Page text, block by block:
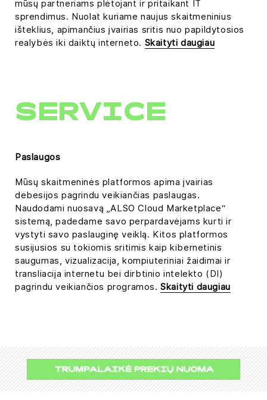
mūsų partneriams plėtojant ir pritaikant IT
sprendimus. Nuolat kuriame naujus skaitmeninius
išteklius, apimančius įvairias sritis nuo papildytosios
realybės iki daiktų interneto. Skaityti daugiau
SERVICE
Paslaugos
Mūsų skaitmeninės platformos apima įvairias
debesijos pagrindu veikiančias paslaugas.
Naudodami nuosavą „ALSO Cloud Marketplace“
sistemą, padedame savo perpardavėjams kurti ir
vystyti savo paslauginę veiklą. Kitos platformos
susijusios su tokiomis sritimis kaip kibernetinis
saugumas, vizualizacija, kompiuteriniai žaidimai ir
transliacija internetu bei dirbtinio intelekto (DI)
pagrindu veikiančios programos.Skaityti daugiau